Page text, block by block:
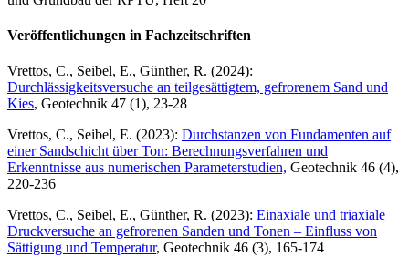
Veröffentlichungen in Fachzeitschriften
Vrettos, C., Seibel, E., Günther, R. (2024):
Durchlässigkeitsversuche an teilgesättigtem, gefrorenem Sand und
Kies, Geotechnik 47 (1), 23-28
Vrettos, C., Seibel, E. (2023): Durchstanzen von Fundamenten auf
einer Sandschicht über Ton: Berechnungsverfahren und
Erkenntnisse aus numerischen Parameterstudien, Geotechnik 46 (4),
220-236
Vrettos, C., Seibel, E., Günther, R. (2023): Einaxiale und triaxiale
Druckversuche an gefrorenen Sanden und Tonen – Einfluss von
Sättigung und Temperatur, Geotechnik 46 (3), 165-174